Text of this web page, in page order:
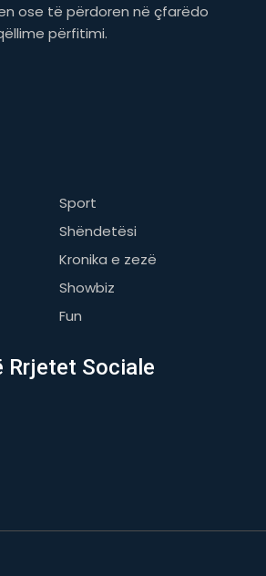
ose të përdoren në çfarëdo
përfitimi.
Sport
Shëndetësi
Kronika e zezë
Showbiz
Fun
Rrjetet Sociale